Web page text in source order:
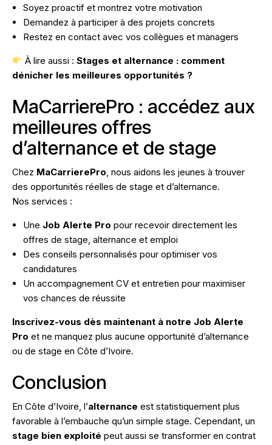
Soyez proactif et montrez votre motivation
Demandez à participer à des projets concrets
Restez en contact avec vos collègues et managers
À lire aussi :Stages et alternance : comment
dénicher les meilleures opportunités ?
MaCarrierePro : accédez aux
meilleures offres
d’alternance et de stage
Chez MaCarrierePro, nous aidons les jeunes à trouver
des opportunités réelles de stage et d’alternance.
Nos services :
Une Job Alerte Pro pour recevoir directement les
offres de stage, alternance et emploi
Des conseils personnalisés pour optimiser vos
candidatures
Un accompagnement CV et entretien pour maximiser
vos chances de réussite
Inscrivez-vous dès maintenant à notre Job Alerte
Pro et ne manquez plus aucune opportunité d’alternance
ou de stage en Côte d’Ivoire.
Conclusion
En Côte d’Ivoire, l’alternance est statistiquement plus
favorable à l’embauche qu’un simple stage. Cependant, un
stage bien exploité peut aussi se transformer en contrat